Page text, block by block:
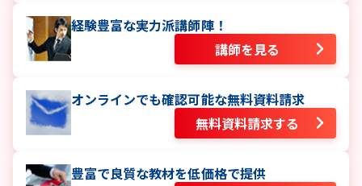
経験豊富な実力派講師陣！
講師を見る
オンラインでも確認可能な無料資料請求
無料資料請求する
豊富で良質な教材を低価格で提供